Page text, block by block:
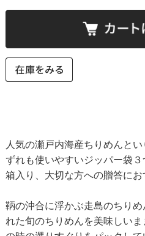
人気の瀬戸内海産ちりめんと
ずれも使いやすいジッパー袋
箱入り、大切な方への贈答にお
鞆の沖合に浮かぶ走島のちり
れた旬のちりめんを美味しい